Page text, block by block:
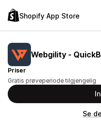
Shopify App Store
Webgility ‑
Priser
Gratis prøveperiode tilgjengelig
Se